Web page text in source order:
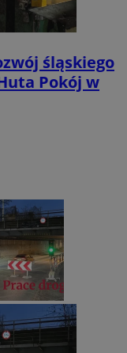
śląskiego
Pokój w